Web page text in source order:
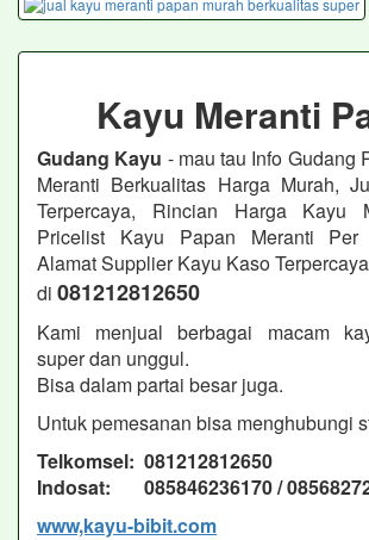
Kayu Meranti
Gudang Kayu - mau tau Info Gudang
Meranti Berkualitas Harga Murah,
Terpercaya, Rincian Harga Kayu
Pricelist Kayu Papan Meranti Per
Alamat Supplier Kayu Kaso
di 081212812650
Kami menjual berbagai macam
super dan unggul.
Bisa dalam partai besar juga.
Untuk pemesanan bisa menghubungi
Telkomsel: 081212812650
Indosat: 085846236170 /
www,kayu-bibit.com